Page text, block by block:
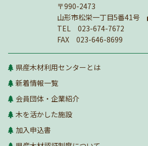
〒990-2473
山形市松栄一丁目5番41号
TEL 023-674-7672
FAX 023-646-8699
県産木材利用センターとは
新着情報一覧
会員団体・企業紹介
木を活かした施設
加入申込書